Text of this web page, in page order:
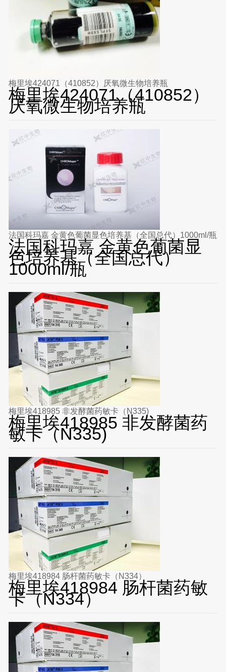
梅里埃424071（410852）厌氧微生物培养瓶
梅里埃424071（410852）
厌氧微生物培养瓶
法国科玛嘉 金黄色葡菌显色培养基（全国总代）1000ml/瓶
法国科玛嘉 金黄色葡菌显
色培养基（全国总代）
1000ml/瓶
梅里埃418985 非发酵菌药敏卡（N335)
梅里埃418985 非发酵菌药
敏卡（N335)
梅里埃418984 肠杆菌药敏卡（N334）
梅里埃418984 肠杆菌药敏
卡（N334）